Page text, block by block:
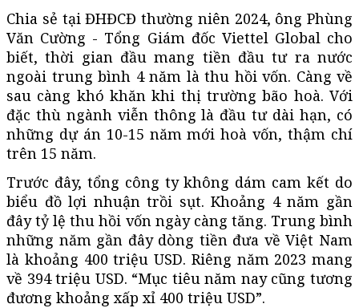
Chia sẻ tại ĐHĐCĐ thường niên 2024, ông Phùng
Văn Cường - Tổng Giám đốc Viettel Global cho
biết, thời gian đầu mang tiền đầu tư ra nước
ngoài trung bình 4 năm là thu hồi vốn. Càng về
sau càng khó khăn khi thị trường bão hoà. Với
đặc thù ngành viễn thông là đầu tư dài hạn, có
những dự án 10-15 năm mới hoà vốn, thậm chí
trên 15 năm.
Trước đây, tổng công ty không dám cam kết do
biểu đồ lợi nhuận trồi sụt. Khoảng 4 năm gần
đây tỷ lệ thu hồi vốn ngày càng tăng. Trung bình
những năm gần đây dòng tiền đưa về Việt Nam
là khoảng 400 triệu USD. Riêng năm 2023 mang
về 394 triệu USD. “Mục tiêu năm nay cũng tương
đương khoảng xấp xỉ 400 triệu USD”.